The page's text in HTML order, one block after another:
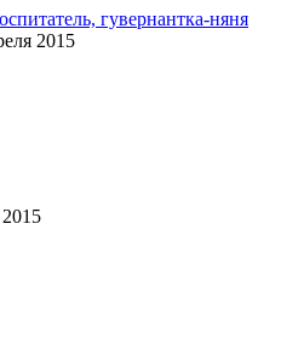
гувернантка-няня
2015